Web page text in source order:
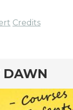
Credits
DAWN